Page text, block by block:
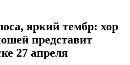
яркий тембр: хор
представит
27 апреля